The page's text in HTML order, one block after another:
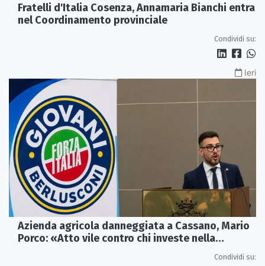
Fratelli d'Italia Cosenza, Annamaria Bianchi entra
nel Coordinamento provinciale
Condividi su:
Ieri
Azienda agricola danneggiata a Cassano, Mario
Porco: «Atto vile contro chi investe nella
Condividi su: